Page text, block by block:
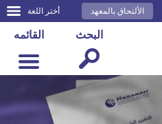
أختر اللغة الألتحاق بالمعهد
القائمه البحث